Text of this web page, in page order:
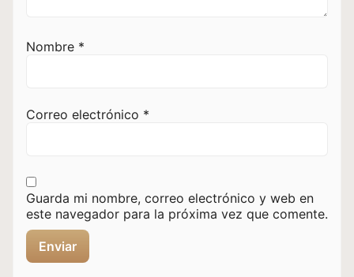
Nombre *
Correo electrónico *
Guarda mi nombre, correo electrónico y web en
este navegador para la próxima vez que comente.